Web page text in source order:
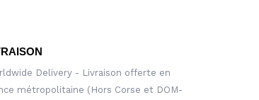
Delivery - Livraison offerte en
métropolitaine (Hors Corse et DOM-